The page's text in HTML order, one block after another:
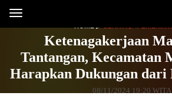
Toggle
navigation
Ketenagakerjaan
Tantangan, Kecamatan
Harapkan Dukungan dari
08/11/2024 19:20 WITA